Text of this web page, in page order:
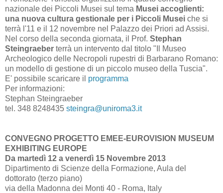
nazionale dei Piccoli Musei sul tema Musei accoglienti:
una nuova cultura gestionale per i Piccoli Musei che si
terrà l'11 e il 12 novembre nel Palazzo dei Priori ad Assisi.
Nel corso della seconda giornata, il Prof. Stephan
Steingraeber terrà un intervento dal titolo "Il Museo
Archeologico delle Necropoli rupestri di Barbarano Romano:
un modello di gestione di un piccolo museo della Tuscia".
E' possibile scaricare il programma
Per informazioni:
Stephan Steingraeber
tel. 348 8248435 steingra@uniroma3.it
CONVEGNO PROGETTO EMEE-EUROVISION MUSEUM
EXHIBITING EUROPE
Da martedì 12 a venerdì 15 Novembre 2013
Dipartimento di Scienze della Formazione, Aula del
dottorato (terzo piano)
via della Madonna dei Monti 40 - Roma, Italy